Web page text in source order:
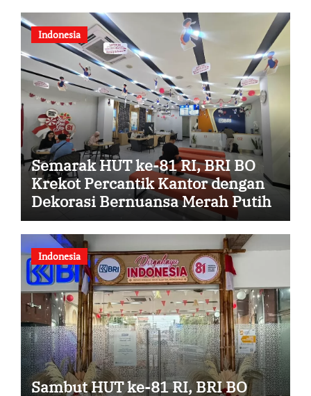
Indonesia
Semarak HUT ke-81 RI, BRI BO
Krekot Percantik Kantor dengan
Dekorasi Bernuansa Merah Putih
Indonesia
Sambut HUT ke-81 RI, BRI BO